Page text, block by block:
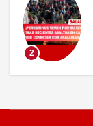
2